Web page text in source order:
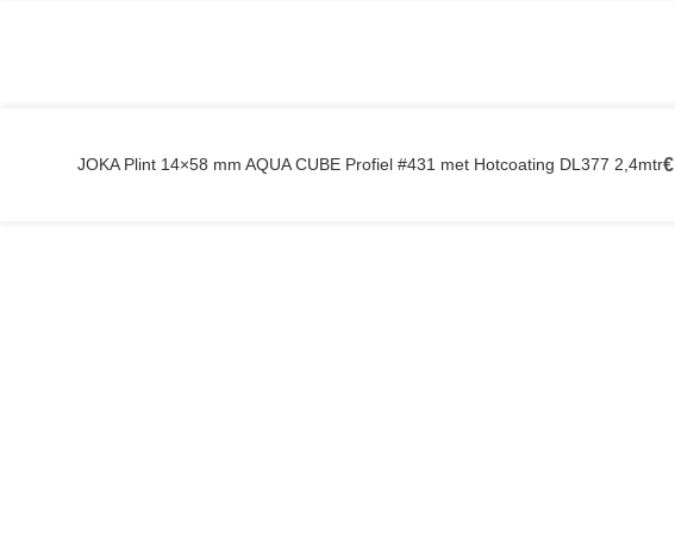
JOKA Plint 14×58 mm AQUA CUBE Profiel #431 met Hotcoating DL377 2,4mtr€